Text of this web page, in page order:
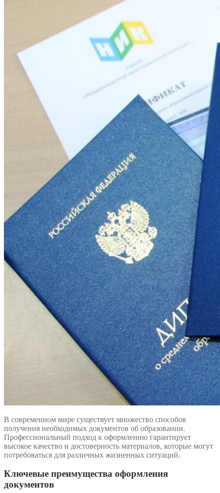
В современном мире существует множество способов
получения необходимых документов об образовании.
Профессиональный подход к оформлению гарантирует
высокое качество и достоверность материалов, которые могут
потребоваться для различных жизненных ситуаций.
Ключевые преимущества оформления
документов